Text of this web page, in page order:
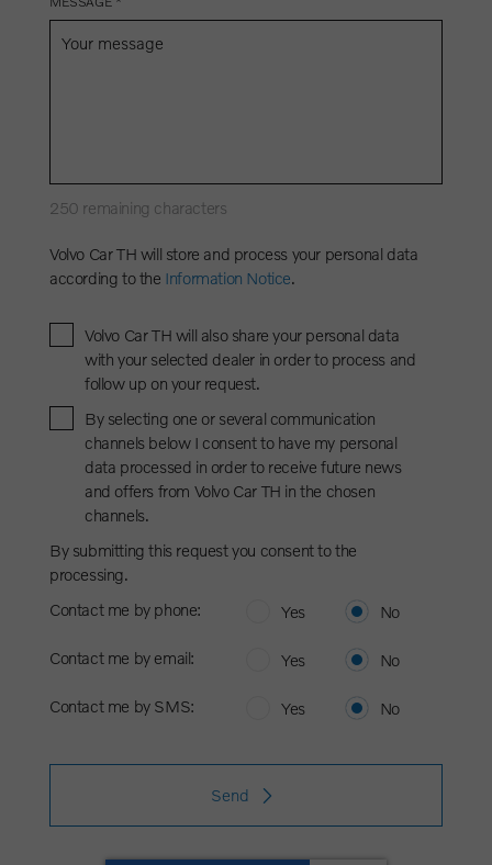
250 remaining characters
Volvo Car TH will store and process your personal data
according to the Information Notice
Volvo Car TH will also share your personal data
with your selected dealer in order to process and
follow up on your request.
By selecting one or several communication
channels below I consent to have my personal
data processed in order to receive future news
and offers from Volvo Car TH in the chosen
channels.
By submitting this request you consent to the
processing.
Contact me by phone:
Yes No
Contact me by email: Yes No
Contact me by SMS: Yes No
Send